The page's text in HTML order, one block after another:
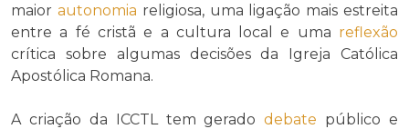
maior autonomia religiosa, uma ligação mais estreita
entre a fé cristã e a cultura local e uma reflexão
crítica sobre algumas decisões da Igreja Católica
Apostólica Romana.
A criação da ICCTL tem geradodebate público e